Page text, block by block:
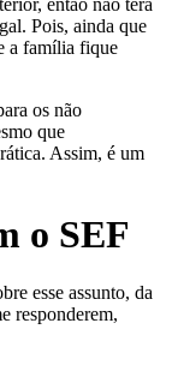
então não terá
Pois, ainda que
a família fique
os não
que
Assim, é um
o SEF
esse assunto, da
responderem,